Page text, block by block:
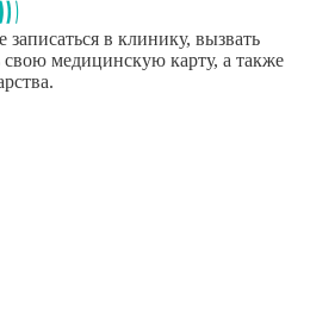
в клинику, вызвать
свою медицинскую карту, а также